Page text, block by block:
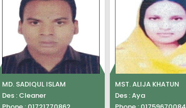
MD. SADIQUL ISLAM
Des : Cleaner
MST. ALIJA KHATUN
Des :Aya